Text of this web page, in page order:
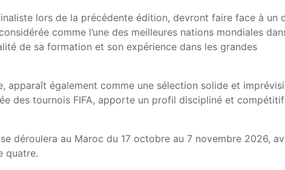
lors de la précédente édition, devront faire face à un
comme l’une des meilleures nations mondiales
de sa formation et son expérience dans les grandes
apparaît également comme une sélection solide et
des tournois FIFA, apporte un profil discipliné et compétitif
déroulera au Maroc du 17 octobre au 7 novembre 2026,
quatre.